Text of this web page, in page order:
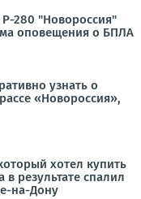
280 "Новороссия"
оповещения о БПЛА
узнать о
«Новороссия»,
хотел купить
результате спалил
на-Дону